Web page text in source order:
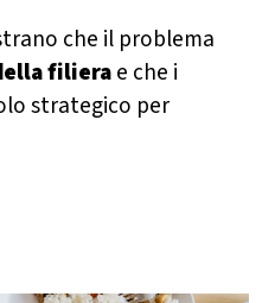
che il problema
filierae che i
strategico per